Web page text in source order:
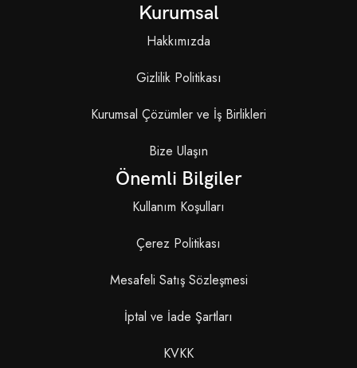
Kurumsal
Hakkımızda
Gizlilik Politikası
Kurumsal Çözümler ve İş Birlikleri
Bize Ulaşın
Önemli Bilgiler
Kullanım Koşulları
Çerez Politikası
Mesafeli Satış Sözleşmesi
İptal ve İade Şartları
KVKK